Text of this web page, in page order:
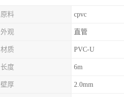
原料 cpvc
外观 直管
材质 PVC-U
长度 6m
壁厚 2.0mm